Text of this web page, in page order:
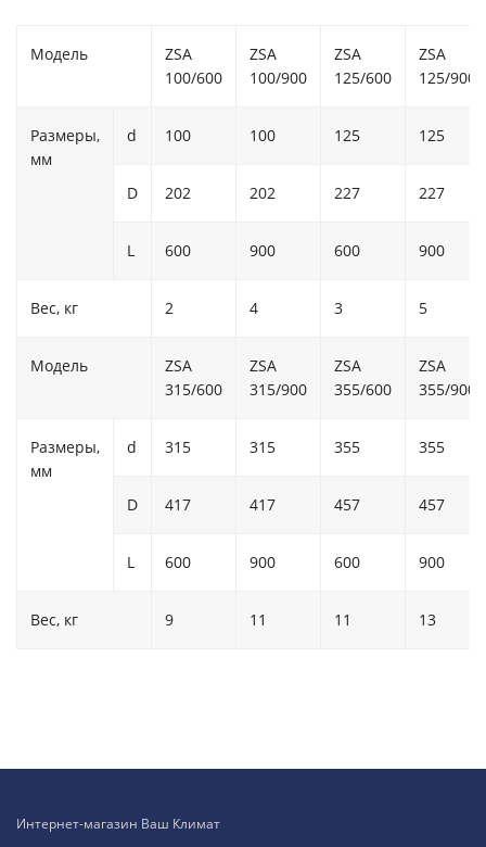
Модель
ZSA
100/600
ZSA
100/900
ZSA
125/600
ZSA
125/900
Размеры,
мм
d 100 100 125 125
D 202 202 227 227
L 600 900 600 900
Вес, кг 2 4 3 5
Модель
ZSA
315/600
ZSA
315/900
ZSA
355/600
ZSA
355/900
Размеры,
мм
d 315 315 355 355
D 417 417 457 457
L 600 900 600 900
Вес, кг 9 11 11 13
Интернет-магазин Ваш Климат